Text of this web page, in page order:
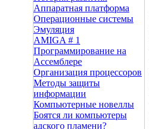
Аппаратная платформа
Операционные системы
Эмуляция
AMIGA # 1
Программирование на
Ассемблере
Организация процессоров
Методы защиты
информации
Компьютерные новеллы
Боятся ли компьютеры
адского пламени?